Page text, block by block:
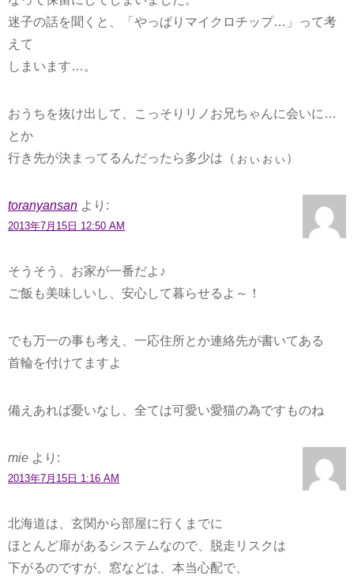
迷子の話を聞くと、「やっぱりマイクロチップ…」って考
えて
しまいます…。
おうちを抜け出して、こっそりリノお兄ちゃんに会いに…
とか
行き先が決まってるんだったら多少は（ぉぃぉぃ）
toranyansan より:
2013年7月15日 12:50 AM
そうそう、お家が一番だよ♪
ご飯も美味しいし、安心して暮らせるよ～！
でも万一の事も考え、一応住所とか連絡先が書いてある
首輪を付けてますよ
備えあれば憂いなし、全ては可愛い愛猫の為ですものね
mie より:
2013年7月15日 1:16 AM
北海道は、玄関から部屋に行くまでに
ほとんど扉があるシステムなので、脱走リスクは
下がるのですが、窓などは、本当心配で、